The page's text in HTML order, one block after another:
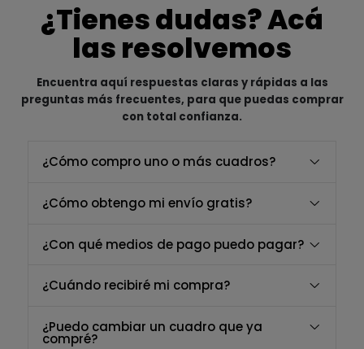
¿Tienes dudas? Acá
las resolvemos
Encuentra aquí respuestas claras y rápidas a las
preguntas más frecuentes, para que puedas comprar
con total confianza.
¿Cómo compro uno o más cuadros?
¿Cómo obtengo mi envío gratis?
¿Con qué medios de pago puedo pagar?
¿Cuándo recibiré mi compra?
¿Puedo cambiar un cuadro que ya
compré?